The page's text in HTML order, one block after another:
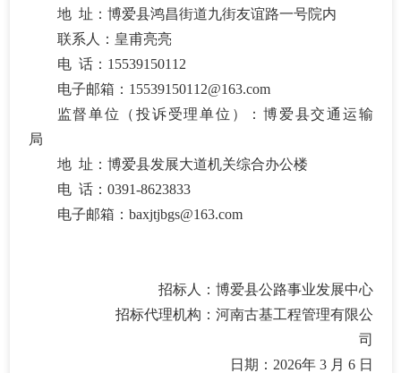
地 址：博爱县鸿昌街道九街友谊路一号院内
联系人：皇甫亮亮
电 话： 15539150112
电子邮箱： 15539150112@163.com
监督单位（投诉受理单位）
：博爱县交通运输
局
地 址： 博爱县发展大道机关综合办公楼
电 话： 0391-8623833
电子邮箱： baxjtjbgs@163.com
招标人：博爱县公路事业发展中心
招标代理机构： 河南古基工程管理有限公
司
日期： 2026年 3 月 6 日